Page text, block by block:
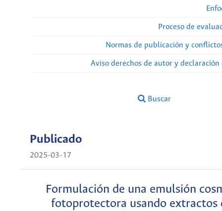
Proceso de
Normas de publicación y
Aviso derechos de autor y
Buscar
Publicado
2025-03-17
Formulación de una emulsión
fotoprotectora usando extractos